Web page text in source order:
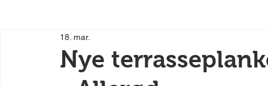
Nye
18. mar.